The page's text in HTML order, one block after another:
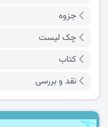
جزوه
چک لیست
کتاب
نقد و بررسی